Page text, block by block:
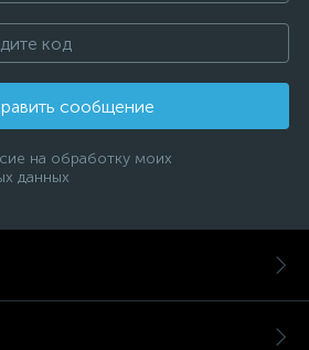
сообщение
на обработку моих
данных